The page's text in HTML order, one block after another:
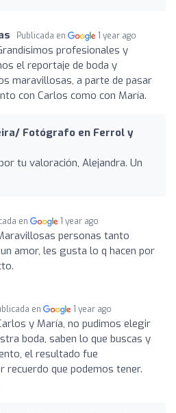
Publicada en 1 year ago
profesionales y
el reportaje de boda y
maravillosas, a parte de pasar
con Carlos como con María.
Fotógrafo en Ferrol y
tu valoración, Alejandra. Un
en 1 year ago
personas tanto
amor, les gusta lo q hacen por
en 1 year ago
y María, no pudimos elegir
boda, saben lo que buscas y
el resultado fue
recuerdo que podemos tener.